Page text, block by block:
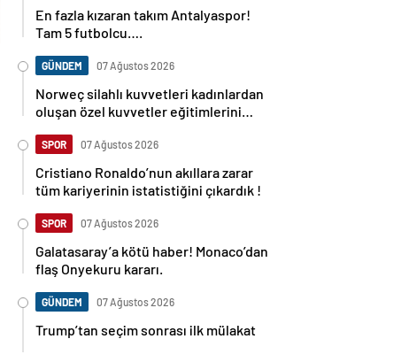
En fazla kızaran takım Antalyaspor!
Tam 5 futbolcu….
GÜNDEM 07 Ağustos 2026
Norweç silahlı kuvvetleri kadınlardan
oluşan özel kuvvetler eğitimlerini
SPOR 07 Ağustos 2026
Cristiano Ronaldo’nun akıllara zarar
tüm kariyerinin istatistiğini çıkardık !
SPOR 07 Ağustos 2026
Galatasaray’a kötü haber! Monaco’dan
flaş Onyekuru kararı.
GÜNDEM 07 Ağustos 2026
Trump’tan seçim sonrası ilk mülakat